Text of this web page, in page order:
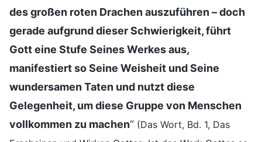
des großen roten Drachen auszuführen – doch
gerade aufgrund dieser Schwierigkeit, führt
Gott eine Stufe Seines Werkes aus,
manifestiert so Seine Weisheit und Seine
wundersamen Taten und nutzt diese
Gelegenheit, um diese Gruppe von Menschen
vollkommen zu machen“ (Das Wort, Bd. 1, Das